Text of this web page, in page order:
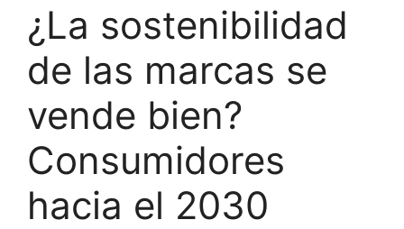
¿La sostenibilidad
de las marcas se
vende bien?
Consumidores
hacia el 2030